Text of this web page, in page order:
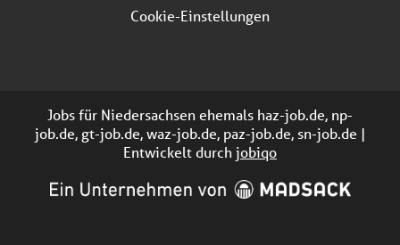
Cookie-Einstellungen
Jobs für Niedersachsen ehemals haz-job.de, np-
job.de, gt-job.de, waz-job.de, paz-job.de, sn-job.de |
Entwickelt durchjobiqo